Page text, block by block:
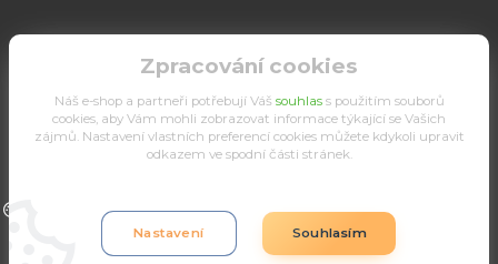
Upravit sběr cookies.
Zpracování cookies
Náš e-shop a partneři potřebují Váš souhlass použitím souborů
cookies, aby Vám mohli zobrazovat informace týkající se Vašich
zájmů. Nastavení vlastních preferencí cookies můžete kdykoli upravit
odkazem ve spodní části stránek.
Nastavení Souhlasím